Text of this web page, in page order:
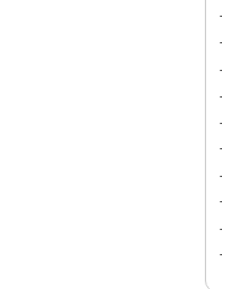
·
·
·
·
·
·
·
·
·
·